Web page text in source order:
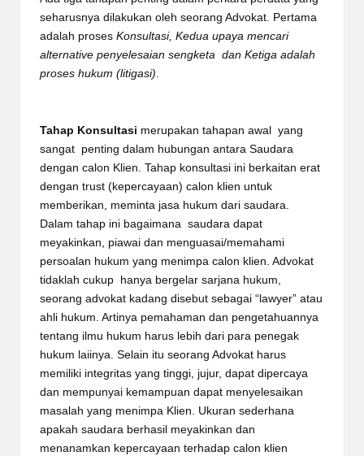
seharusnya dilakukan oleh seorang Advokat. Pertama
adalah proses Konsultasi, Kedua upaya mencari
alternative penyelesaian sengketa dan Ketiga adalah
proses hukum (litigasi)
Tahap Konsultasi merupakan tahapan awal yang
sangat penting dalam hubungan antara Saudara
dengan calon Klien. Tahap konsultasi ini berkaitan erat
dengan trust (kepercayaan) calon klien untuk
memberikan, meminta jasa hukum dari saudara.
Dalam tahap ini bagaimana saudara dapat
meyakinkan, piawai dan menguasai/memahami
persoalan hukum yang menimpa calon klien. Advokat
tidaklah cukup hanya bergelar sarjana hukum,
seorang advokat kadang disebut sebagai “lawyer” atau
ahli hukum. Artinya pemahaman dan pengetahuannya
tentang ilmu hukum harus lebih dari para penegak
hukum laiinya. Selain itu seorang Advokat harus
memiliki integritas yang tinggi, jujur, dapat dipercaya
dan mempunyai kemampuan dapat menyelesaikan
masalah yang menimpa Klien. Ukuran sederhana
apakah saudara berhasil meyakinkan dan
menanamkan kepercayaan terhadap calon klien